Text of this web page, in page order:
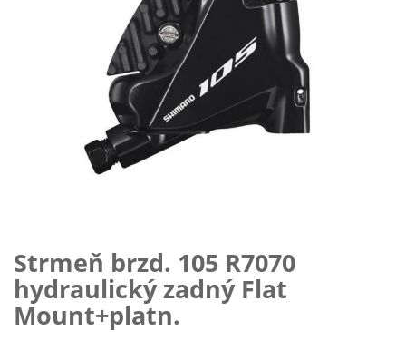
Strmeň brzd. 105 R7070
hydraulický zadný Flat
Mount+platn.
Preskočiť
na
začiatok
galérie
obrázkov